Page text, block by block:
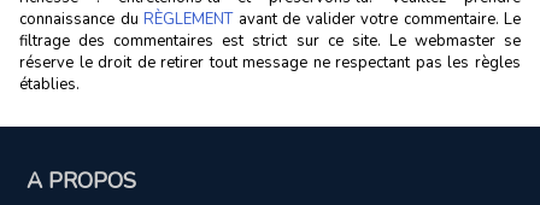
connaissance du RÈGLEMENTavant de valider votre commentaire. Le
filtrage des commentaires est strict sur ce site. Le webmaster se
réserve le droit de retirer tout message ne respectant pas les règles
établies.
A PROPOS